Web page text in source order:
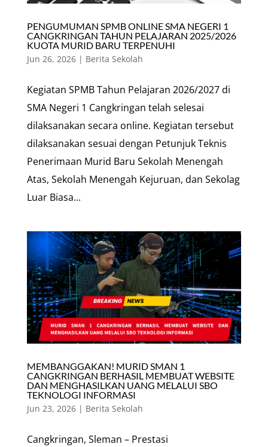
PENGUMUMAN SPMB ONLINE SMA NEGERI 1
CANGKRINGAN TAHUN PELAJARAN 2025/2026
KUOTA MURID BARU TERPENUHI
Jun 26, 2026| Berita Sekolah
Kegiatan SPMB Tahun Pelajaran 2026/2027 di
SMA Negeri 1 Cangkringan telah selesai
dilaksanakan secara online. Kegiatan tersebut
dilaksanakan sesuai dengan Petunjuk Teknis
Penerimaan Murid Baru Sekolah Menengah
Atas, Sekolah Menengah Kejuruan, dan Sekolag
Luar Biasa...
MEMBANGGAKAN! MURID SMAN 1
CANGKRINGAN BERHASIL MEMBUAT WEBSITE
DAN MENGHASILKAN UANG MELALUI SBO
TEKNOLOGI INFORMASI
Jun 23, 2026| Berita Sekolah
Cangkringan, Sleman – Prestasi